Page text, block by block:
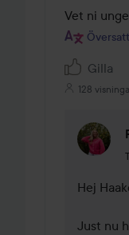
Vet ni
Gilla
128
Hej
Just nu